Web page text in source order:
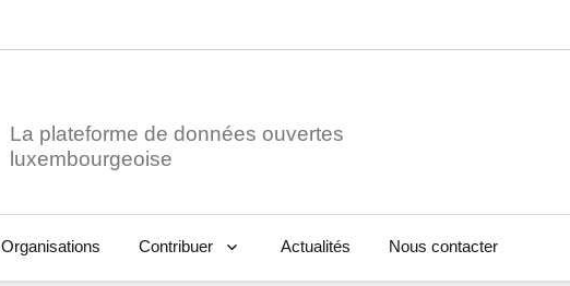
La plateforme de données ouvertes
Organisations Contribuer Actualités Nous contacter